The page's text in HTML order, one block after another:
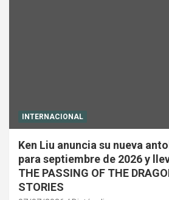
INTERNACIONAL
Ken Liu anuncia su nueva
para septiembre de 2026 y
THE PASSING OF THE
STORIES